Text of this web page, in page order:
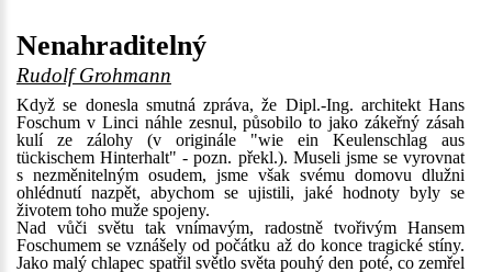
Nenahraditelný
Rudolf Grohmann
Když se donesla smutná zpráva, že Dipl.-Ing. architekt Hans
Foschum v Linci náhle zesnul, působilo to jako zákeřný zásah
kulí ze zálohy (v originále "wie ein Keulenschlag aus
tückischem Hinterhalt" - pozn. překl.). Museli jsme se vyrovnat
s nezměnitelným osudem, jsme však svému domovu dlužni
ohlédnutí nazpět, abychom se ujistili, jaké hodnoty byly se
životem toho muže spojeny.
Nad vůči světu tak vnímavým, radostně tvořivým Hansem
Foschumem se vznášely od počátku až do konce tragické stíny.
Jako malý chlapec spatřil světlo světa pouhý den poté, co zemřel